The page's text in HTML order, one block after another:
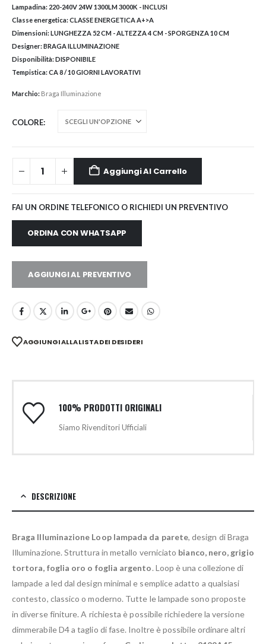
Lampadina: 220-240V 24W 1300LM 3000K - INCLUSI
Classe energetica:CLASSE ENERGETICA A+>A
Dimensioni:LUNGHEZZA 52 CM - ALTEZZA 4 CM - SPORGENZA 10 CM
Designer:BRAGA ILLUMINAZIONE
Disponibilità:DISPONIBILE
Tempistica:CA 8 / 10 GIORNI LAVORATIVI
Marchio: Braga Illuminazione
COLORE
Aggiungi Al Carrello
FAI UN ORDINE TELEFONICO O RICHIEDI UN PREVENTIVO
ORDINA CON WHATSAPP
AGGIUNGI AL PREVENTIVO
AGGIUNGI ALLA LISTA DEI DESIDERI
100% PRODOTTI ORIGINALI
Siamo Rivenditori Ufficiali
DESCRIZIONE
Braga Illuminazione Loop lampada da parete, design di Braga
Illuminazione. Struttura in metallo verniciato bianco, nero, grigio
tortora, foglia oro o foglia argento. Loop è una collezione di
lampade a led dal design minimal e semplice adatto a qualsiasi
contesto, classico o moderno. Tutte le lampade sono proposte
in diverse finiture. A richiesta è possibile richiedere la versione
dimmerabile D4 a taglio di fase. Inoltre è possibile ordinare altri